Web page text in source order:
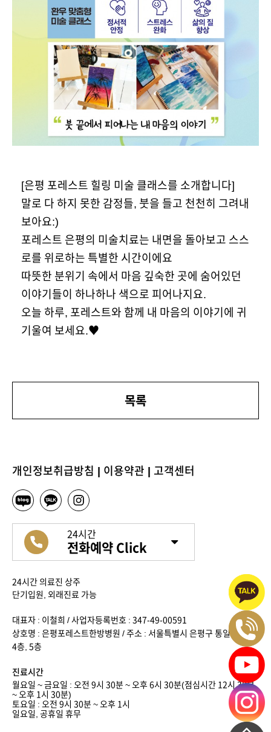
[은평 포레스트 힐링 미술 클래스를 소개합니다]
말로 다 하지 못한 감정들, 붓을 들고 천천히 그려내
보아요:)
포레스트 은평의 미술치료는 내면을 돌아보고 스스
로를 위로하는 특별한 시간이에요
따뜻한 분위기 속에서 마음 깊숙한 곳에 숨어있던
이야기들이 하나하나 색으로 피어나지요.
오늘 하루, 포레스트와 함께 내 마음의 이야기에 귀
기울여 보세요.♥
목록
대표자 : 이철희 / 사업자등록번호 : 347-49-00591
상호명 : 은평포레스트한방병원 / 주소 : 서울특별시 은평구 통일로 636,
4층, 5층
진료시간
월요일 ~ 금요일 : 오전 9시 30분 ~ 오후 6시 30분(점심시간 12시 30분
~ 오후 1시 30분)
토요일 : 오전 9시 30분 ~ 오후 1시
일요일, 공휴일 휴무
개인정보취급방침 | 이용약관 | 고객센터
24시간
전화예약 Click
24시간 의료진 상주
단기입원, 외래진료 가능